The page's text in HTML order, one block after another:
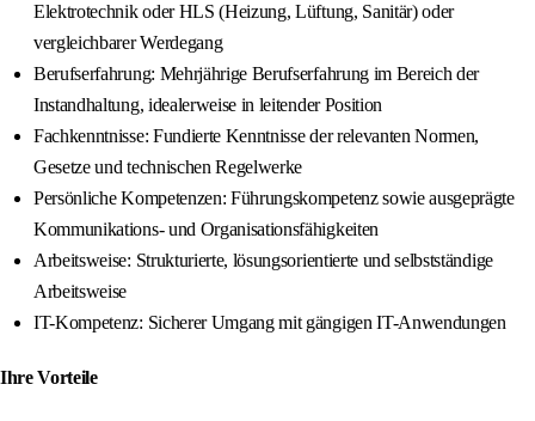
Elektrotechnik oder HLS (Heizung, Lüftung, Sanitär) oder
vergleichbarer Werdegang
Berufserfahrung: Mehrjährige Berufserfahrung im Bereich der
Instandhaltung, idealerweise in leitender Position
Fachkenntnisse: Fundierte Kenntnisse der relevanten Normen,
Gesetze und technischen Regelwerke
Persönliche Kompetenzen: Führungskompetenz sowie ausgeprägte
Kommunikations- und Organisationsfähigkeiten
Arbeitsweise: Strukturierte, lösungsorientierte und selbstständige
Arbeitsweise
IT-Kompetenz: Sicherer Umgang mit gängigen IT-Anwendungen
Ihre Vorteile